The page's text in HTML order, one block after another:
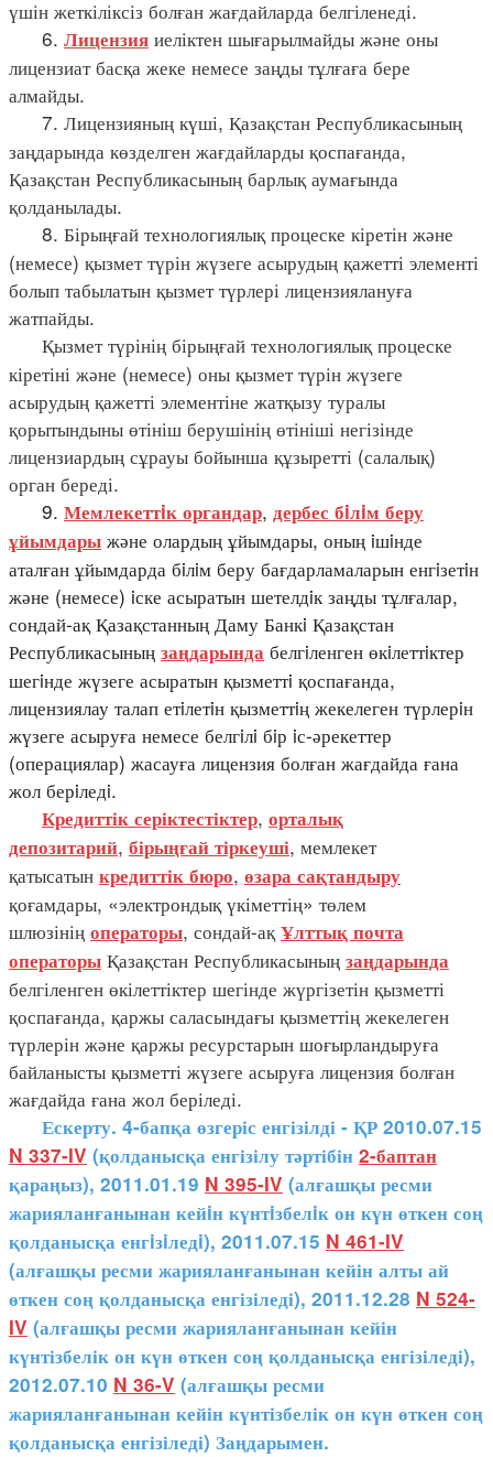
үшін жеткіліксіз болған жағдайларда белгіленеді.
6. Лицензия иеліктен шығарылмайды және оны
лицензиат басқа жеке немесе заңды тұлғаға бере
алмайды.
7. Лицензияның күші, Қазақстан Республикасының
заңдарында көзделген жағдайларды қоспағанда,
Қазақстан Республикасының барлық аумағында
қолданылады.
8. Бірыңғай технологиялық процеске кіретін және
(немесе) қызмет түрін жүзеге асырудың қажетті элементі
болып табылатын қызмет түрлері лицензиялануға
жатпайды.
Қызмет түрінің бірыңғай технологиялық процеске
кіретіні және (немесе) оны қызмет түрін жүзеге
асырудың қажетті элементіне жатқызу туралы
қорытындыны өтініш берушінің өтініші негізінде
лицензиардың сұрауы бойынша құзыретті (салалық)
орган береді.
9. Мемлекеттiк органдар, дербес бiлiм беру
ұйымдары және олардың ұйымдары, оның iшiнде
аталған ұйымдарда бiлiм беру бағдарламаларын енгiзетiн
және (немесе) iске асыратын шетелдiк заңды тұлғалар,
сондай-ақ Қазақстанның Даму Банкi Қазақстан
Республикасының заңдарында белгiленген өкiлеттiктер
шегiнде жүзеге асыратын қызметтi қоспағанда,
лицензиялау талап етiлетiн қызметтiң жекелеген түрлерiн
жүзеге асыруға немесе белгiлi бiр iс-әрекеттер
(операциялар) жасауға лицензия болған жағдайда ғана
жол берiледi.
Кредиттік серіктестіктер, орталық
депозитарий, бірыңғай тіркеуші, мемлекет
қатысатын кредиттік бюро, өзара сақтандыру
қоғамдары, «электрондық үкіметтің» төлем
шлюзінің операторы, сондай-ақҰлттық почта
операторы Қазақстан Республикасының заңдарында
белгіленген өкілеттіктер шегінде жүргізетін қызметті
қоспағанда, қаржы саласындағы қызметтің жекелеген
түрлерін және қаржы ресурстарын шоғырландыруға
байланысты қызметті жүзеге асыруға лицензия болған
жағдайда ғана жол беріледі.
Ескерту. 4-бапқа өзгеріс енгізілді - ҚР 2010.07.15
N 337-IV (қолданысқа енгізілу тәртібін 2-баптан
қараңыз), 2011.01.19 N 395-IV (алғашқы ресми
жарияланғанынан кейiн күнтiзбелiк он күн өткен соң
қолданысқа енгiзiледi), 2011.07.15 N 461-IV
(алғашқы ресми жарияланғанынан кейін алты ай
өткен соң қолданысқа енгізіледі), 2011.12.28 N 524-
IV (алғашқы ресми жарияланғанынан кейін
күнтізбелік он күн өткен соң қолданысқа енгізіледі),
2012.07.10 N 36-V (алғашқы ресми
жарияланғанынан кейін күнтізбелік он күн өткен соң
қолданысқа енгізіледі) Заңдарымен.